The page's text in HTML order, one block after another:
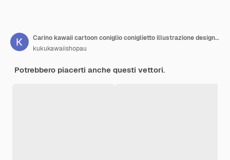
Carino kawaii cartoon coniglio coniglietto illustrazione design piatto vettore
kukukawaiishopau
Potrebbero piacerti anche questi vettori.